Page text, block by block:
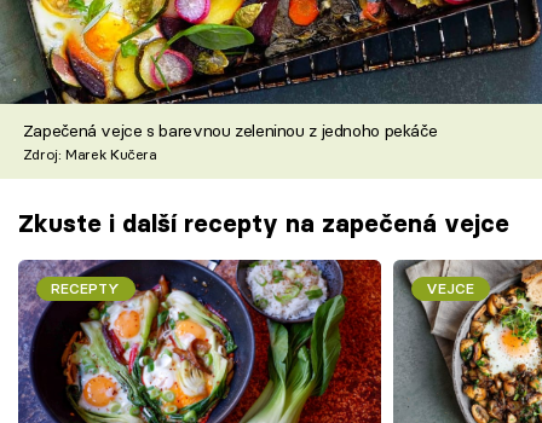
Zapečená vejce s barevnou zeleninou z jednoho pekáče
Zdroj: Marek Kučera
Zkuste i další recepty na zapečená vejce
RECEPTY VEJCE